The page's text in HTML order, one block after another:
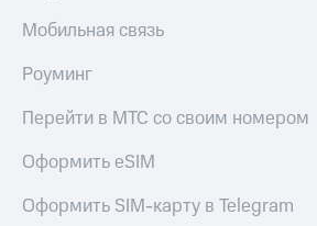
Мобильная связь
Роуминг
Перейти в МТС со своим номером
Оформить eSIM
Оформить SIM-карту в Telegram